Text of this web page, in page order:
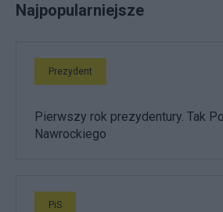
Najpopularniejsze
Prezydent
Pierwszy rok prezydentury. Tak
Nawrockiego
PiS